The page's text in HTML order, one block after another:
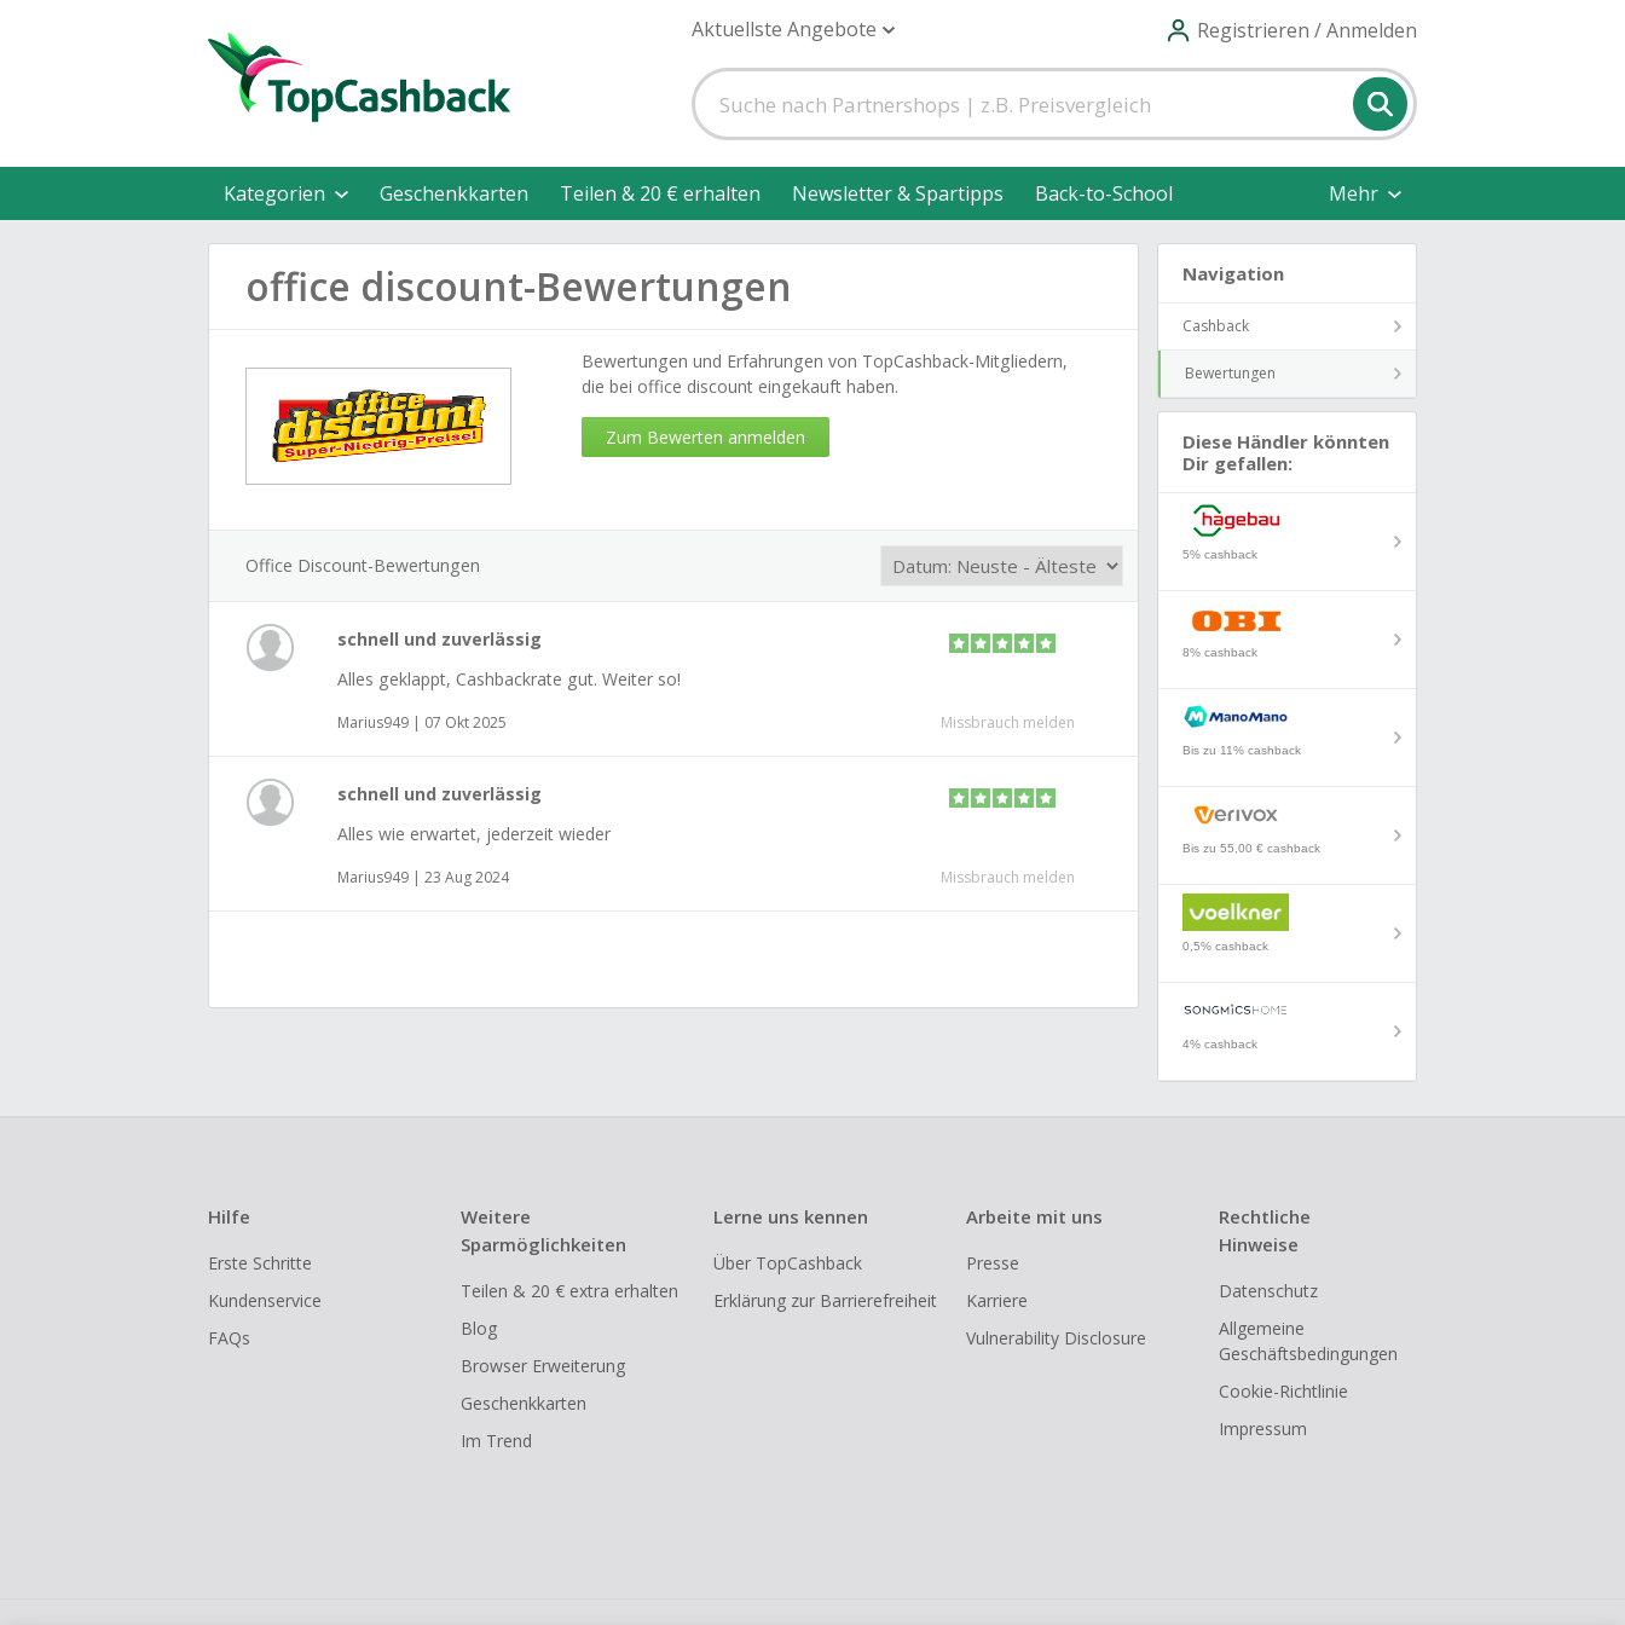
Aktuellste Angebote Registrieren / Anmelden
Kategorien Geschenkkarten Teilen & 20 € erhalten Newsletter & Spartipps Back-to-School Mehr
office discount-Bewertungen
Bewertungen und Erfahrungen von TopCashback-Mitgliedern,
die bei office discount eingekauft haben.
Zum Bewerten anmelden
Office Discount-Bewertungen
schnell und zuverlässig
Alles geklappt, Cashbackrate gut. Weiter so!
Marius949 | 07 Okt 2025 Missbrauch melden
schnell und zuverlässig
Alles wie erwartet, jederzeit wieder
Marius949 | 23 Aug 2024 Missbrauch melden
Navigation
Cashback
Bewertungen
Diese Händler könnten
Dir gefallen:
5% cashback
8% cashback
Bis zu 11% cashback
Bis zu 55,00 € cashback
0,5% cashback
4% cashback
Hilfe
Erste Schritte
Kundenservice
FAQs
Weitere
Sparmöglichkeiten
Teilen & 20 € extra erhalten
Blog
Browser Erweiterung
Geschenkkarten
Im Trend
Lerne uns kennen
Über TopCashback
Erklärung zur Barrierefreiheit
Arbeite mit uns
Presse
Karriere
Vulnerability Disclosure
Rechtliche
Hinweise
Datenschutz
Allgemeine
Geschäftsbedingungen
Cookie-Richtlinie
Impressum